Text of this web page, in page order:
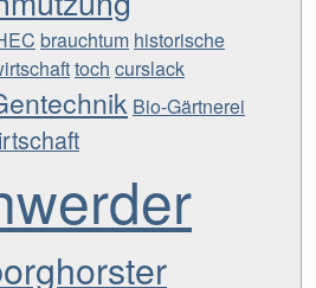
brauchtum historische
toch curslack
Bio-Gärtnerei